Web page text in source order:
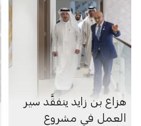
هزاع بن زايد يتفقَّد سير
العمل في مشروع